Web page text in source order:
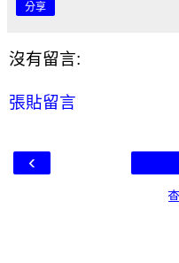
分享
沒有留言:
張貼留言
‹